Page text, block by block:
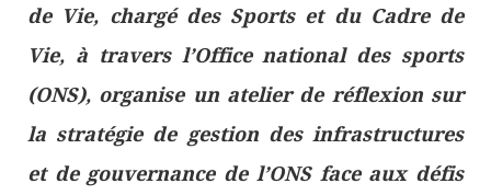
de Vie, chargé des Sports et du Cadre de
Vie, à travers l’Office national des sports
(ONS), organise un atelier de réflexion sur
la stratégie de gestion des infrastructures
et de gouvernance de l’ONS face aux défis